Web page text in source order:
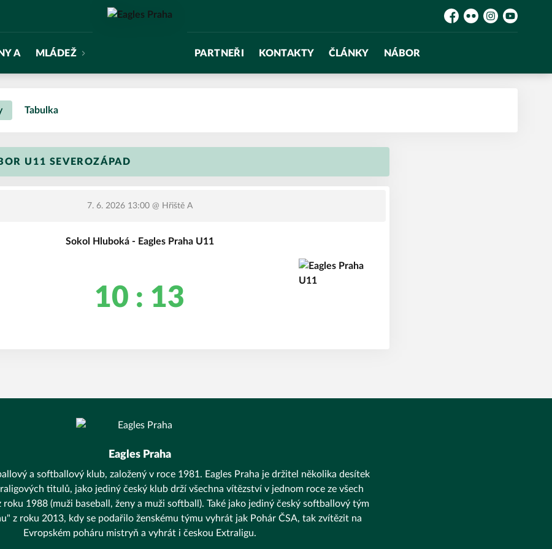
Facebook
FlickrInstagramYouTube
A MLÁDEŽ PARTNEŘI KONTAKTY ČLÁNKY NÁBOR
Tabulka
U11 SEVEROZÁPAD
7. 6. 2026 13:00@ Hřiště A
Sokol Hluboká - Eagles Praha U11
10 : 13
Eagles Praha
a softballový klub, založený v roce 1981. Eagles Praha je držitel několika desítek
titulů, jako jediný český klub drží všechna vítězství v jednom roce ze všech
1988 (muži baseball, ženy a muži softball). Také jako jediný český softballový tým
z roku 2013, kdy se podařilo ženskému týmu vyhrát jak Pohár ČSA, tak zvítězit na
Evropském poháru mistryň a vyhrát i českou Extraligu.